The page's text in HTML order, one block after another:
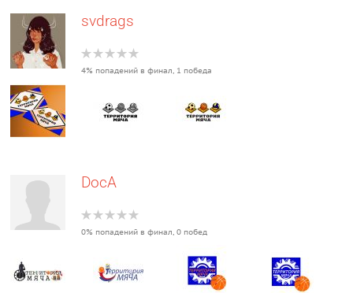
svdrags
4% попадений в финал, 1 победа
DocA
0% попадений в финал, 0 побед